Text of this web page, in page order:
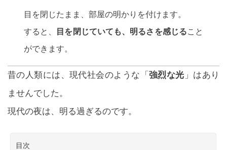
目を閉じたまま、部屋の明かりを付けます。
すると、
目を閉じていても、明るさを感じること
ができます。
昔の人類には、現代社会のような「 強烈な光 」はあり
ませんでした。
現代の夜は、明る過ぎるのです。
目次